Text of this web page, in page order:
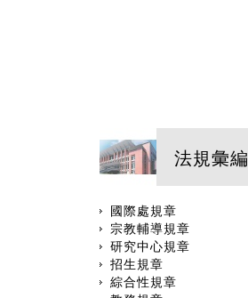
法規彙編
國際處規章
宗教輔導規章
研究中心規章
招生規章
綜合性規章